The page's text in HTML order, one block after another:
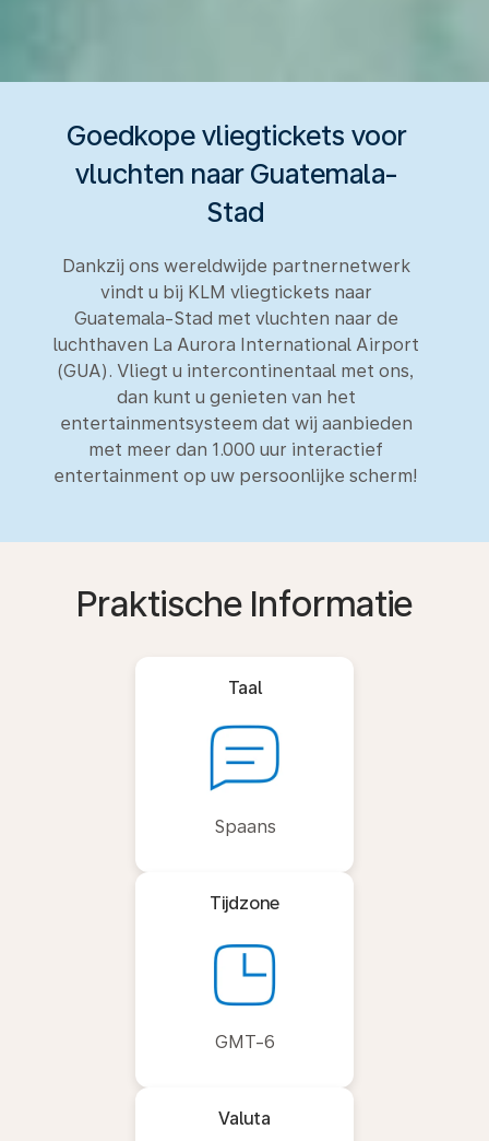
Goedkope vliegtickets voor
vluchten naar Guatemala-
Stad
Dankzij ons wereldwijde partnernetwerk
vindt u bij KLM vliegtickets naar
Guatemala-Stad met vluchten naar de
luchthaven La Aurora International Airport
(GUA). Vliegt u intercontinentaal met ons,
dan kunt u genieten van het
entertainmentsysteem dat wij aanbieden
met meer dan 1.000 uur interactief
entertainment op uw persoonlijke scherm!
Praktische Informatie
Taal
Spaans
Tijdzone
GMT-6
Valuta